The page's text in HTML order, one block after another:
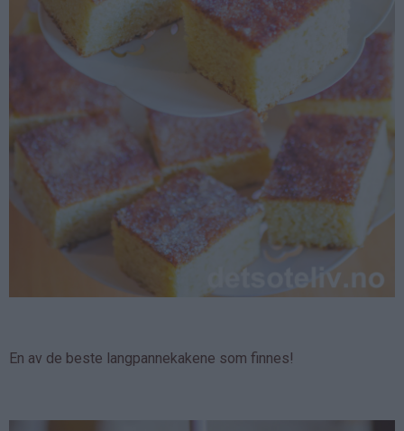
En av de beste langpannekakene som finnes!